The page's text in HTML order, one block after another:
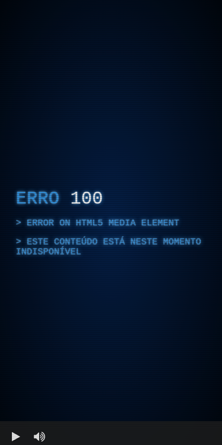
ERRO 100
ERROR ON HTML5 MEDIA ELEMENT
ESTE CONTEÚDO ESTÁ NESTE MOMENTO
INDISPONÍVEL